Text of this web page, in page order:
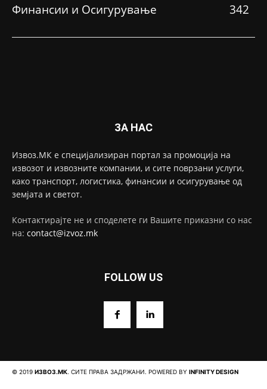
Финансии и Осигурување
342
ЗА НАС
Извоз.МК е специјализиран портал за промоција на
извозот и извозните компании, и сите поврзани услуги,
како транспорт, логистика, финансии и осигурување од
земјата и светот.
Контактирајте не и споделете ги Вашите приказни со нас
на: contact@izvoz.mk
FOLLOW US
© 2019 ИЗВОЗ.МК. СИТЕ ПРАВА ЗАДРЖАНИ. POWERED BY INFINITY DESIGN